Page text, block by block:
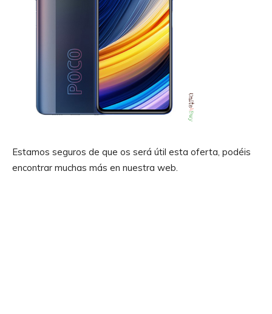
Estamos seguros de que os será útil esta oferta, podéis
encontrar muchas más en nuestra web.